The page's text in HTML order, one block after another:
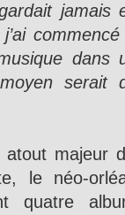
jamais
dans
serait
majeur
le néo-
quatre